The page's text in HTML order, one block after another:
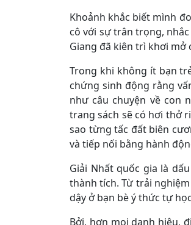
Khoảnh khắc biết mình
cô với sự trân trọng,
Giang đã kiên trì khơi mở
Trong khi không ít bạn
chứng sinh động rằng
như câu chuyện về con
trang sách sẽ có hơi thở
sao từng tấc đất biên
và tiếp nối bằng hành
Giải Nhất quốc gia là
thành tích. Từ trải
dậy ở bạn bè ý thức tự
Bởi, hơn mọi danh hiệu,